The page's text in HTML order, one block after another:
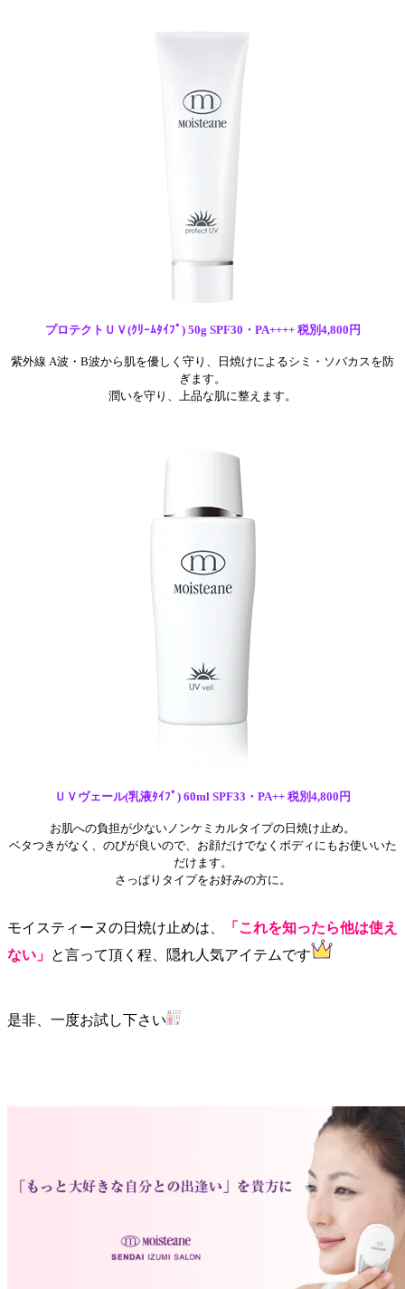
プロテクトＵＶ(ｸﾘｰﾑﾀｲﾌﾟ) 50g SPF30・PA++++ 税別4,800円
紫外線 A波・B波から肌を優しく守り、
日焼けによるシミ・ソバカスを防
ぎます。
潤いを守り、上品な肌に整えます。
ＵＶヴェール(乳液ﾀｲﾌﾟ) 60ml SPF33・PA++ 税別4,800円
お肌への負担が少ないノンケミカルタイプの日焼け止め。
ベタつきがなく、のびが良いので、 お顔だけでなくボディにもお使いいた
だけます。
さっぱりタイプをお好みの方に。
モイスティーヌの日焼け止めは、
「これを知ったら他は使え
ない」 と言って頂く程、隠れ人気アイテムです
是非、一度お試し下さい